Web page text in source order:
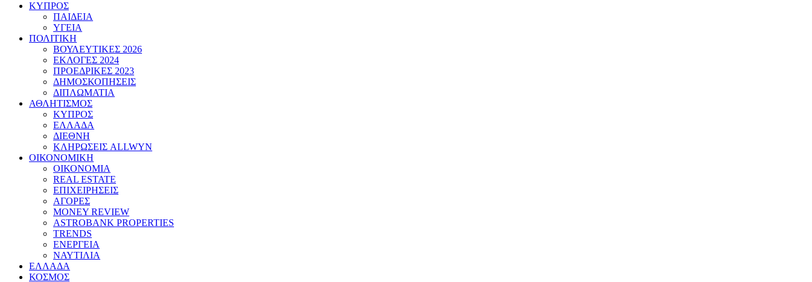
ΚΥΠΡΟΣ
ΠΑΙΔΕΙΑ
ΥΓΕΙΑ
ΠΟΛΙΤΙΚΗ
ΒΟΥΛΕΥΤΙΚΕΣ 2026
ΕΚΛΟΓΕΣ 2024
ΠΡΟΕΔΡΙΚΕΣ 2023
ΔΗΜΟΣΚΟΠΗΣΕΙΣ
ΔΙΠΛΩΜΑΤΙΑ
ΑΘΛΗΤΙΣΜΟΣ
ΚΥΠΡΟΣ
ΕΛΛΑΔΑ
ΔΙΕΘΝΗ
ΚΛΗΡΩΣΕΙΣ ALLWYN
ΟΙΚΟΝΟΜΙΚΗ
ΟΙΚΟΝΟΜΙΑ
REAL ESTATE
ΕΠΙΧΕΙΡΗΣΕΙΣ
ΑΓΟΡΕΣ
MONEY REVIEW
ASTROBANK PROPERTIES
TRENDS
ΕΝΕΡΓΕΙΑ
ΝΑΥΤΙΛΙΑ
ΕΛΛΑΔΑ
ΚΟΣΜΟΣ